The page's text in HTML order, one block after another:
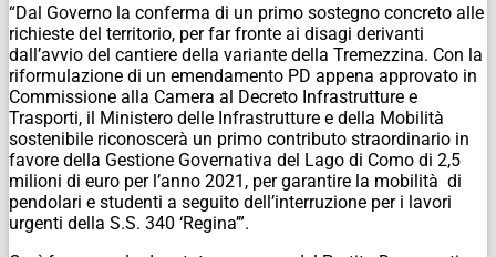
“Dal Governo la conferma di un primo sostegno concreto alle
richieste del territorio, per far fronte ai disagi derivanti
dall’avvio del cantiere della variante della Tremezzina. Con la
riformulazione di un emendamento PD appena approvato in
Commissione alla Camera al Decreto Infrastrutture e
Trasporti, il Ministero delle Infrastrutture e della Mobilità
sostenibile riconoscerà un primo contributo straordinario in
favore della Gestione Governativa del Lago di Como di 2,5
milioni di euro per l’anno 2021, per garantire la mobilità di
pendolari e studenti a seguito dell’interruzione per i lavori
urgenti della S.S. 340 ‘Regina’”.